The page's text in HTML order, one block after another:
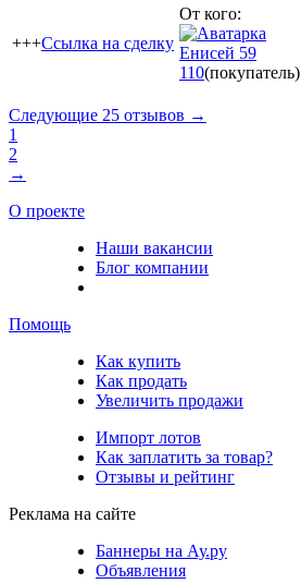
+++Ссылка на сделку
От кого:
Енисей 59
110(покупатель)
Следующие 25 отзывов →
1
2
→
О проекте
Наши вакансии
Блог компании
Помощь
Как купить
Как продать
Увеличить продажи
Импорт лотов
Как заплатить за товар?
Отзывы и рейтинг
Реклама на сайте
Баннеры на Ау.ру
Объявления